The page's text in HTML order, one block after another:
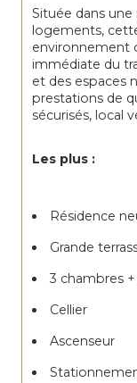
Située dans
logements,
environnement
immédiate du
et des espaces
prestations de
sécurisés, local
Les plus :
Résidence
Grande
3 chambres
Cellier
Ascenseur